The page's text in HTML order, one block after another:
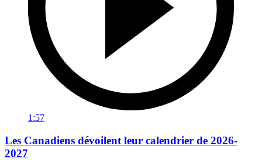
1:57
Les Canadiens dévoilent leur calendrier de 2026-
2027